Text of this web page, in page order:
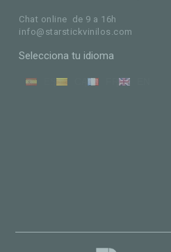
Chat online de 9 a 16h
info@starstickvinilos.com
Selecciona tu idioma
ES CA FR